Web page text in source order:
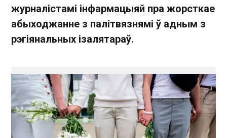
журналістамі інфармацыяй пра жорсткае
абыходжанне з палітвязнямі ў адным з
рэгіянальных ізалятараў.